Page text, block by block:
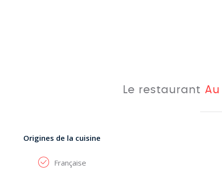
Le restaurant
Origines de la cuisine
Française